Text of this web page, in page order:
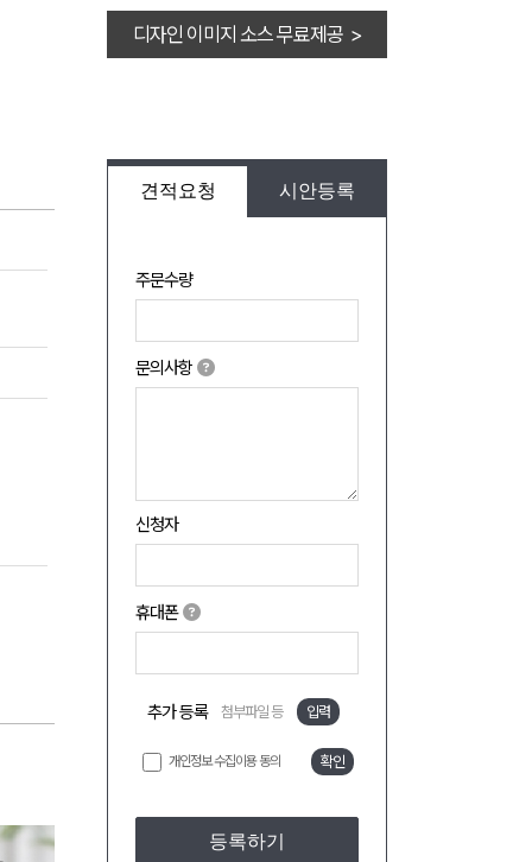
디자인 이미지 소스 무료제공 >
견적요청 시안등록
주문수량
문의사항
신청자
휴대폰
추가 등록 첨부파일 등 입력
개인정보 수집이용 동의 확인
등록하기